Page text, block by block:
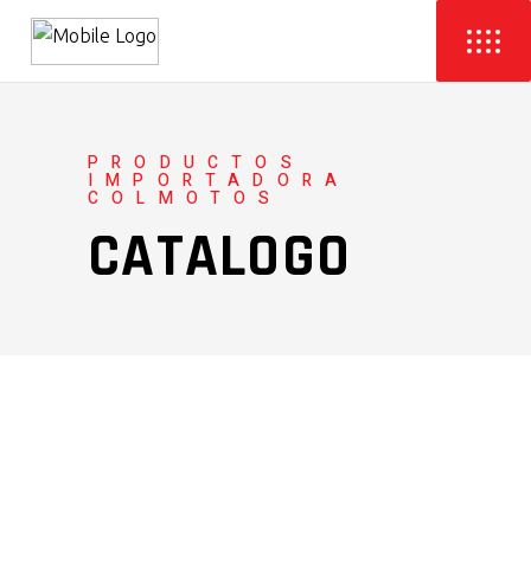
PRODUCTOS
IMPORTADORA
COLMOTOS
CATALOGO